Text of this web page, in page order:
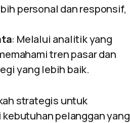
personal dan responsif,
: Melalui analitik yang
tren pasar dan
yang lebih baik.
strategis untuk
pelanggan yang